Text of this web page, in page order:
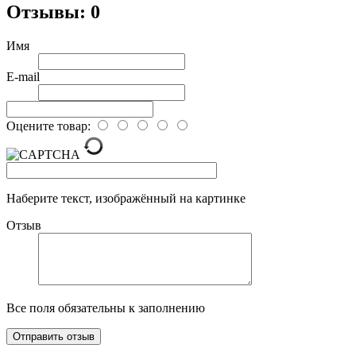
Отзывы: 0
Имя
E-mail
Оцените товар:
Наберите текст, изображённый на картинке
Отзыв
Все поля обязательны к заполнению